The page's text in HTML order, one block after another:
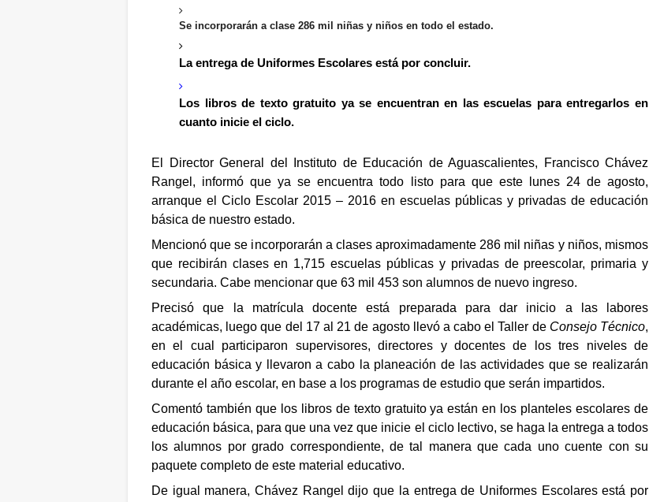
Se incorporarán a clase 286 mil niñas y niños en todo el estado.
La entrega de Uniformes Escolares está por concluir.
Los libros de texto gratuito ya se encuentran en las escuelas para entregarlos en
cuanto inicie el ciclo.
El Director General del Instituto de Educación de Aguascalientes, Francisco Chávez
Rangel, informó que ya se encuentra todo listo para que este lunes 24 de agosto,
arranque el Ciclo Escolar 2015 – 2016 en escuelas públicas y privadas de educación
básica de nuestro estado.
Mencionó que se incorporarán a clases aproximadamente 286 mil niñas y niños, mismos
que recibirán clases en 1,715 escuelas públicas y privadas de preescolar, primaria y
secundaria. Cabe mencionar que 63 mil 453 son alumnos de nuevo ingreso.
Precisó que la matrícula docente está preparada para dar inicio a las labores
académicas, luego que del 17 al 21 de agosto llevó a cabo el Taller de Consejo Técnico,
en el cual participaron supervisores, directores y docentes de los tres niveles de
educación básica y llevaron a cabo la planeación de las actividades que se realizarán
durante el año escolar, en base a los programas de estudio que serán impartidos.
Comentó también que los libros de texto gratuito ya están en los planteles escolares de
educación básica, para que una vez que inicie el ciclo lectivo, se haga la entrega a todos
los alumnos por grado correspondiente, de tal manera que cada uno cuente con su
paquete completo de este material educativo.
De igual manera, Chávez Rangel dijo que la entrega de Uniformes Escolares está por